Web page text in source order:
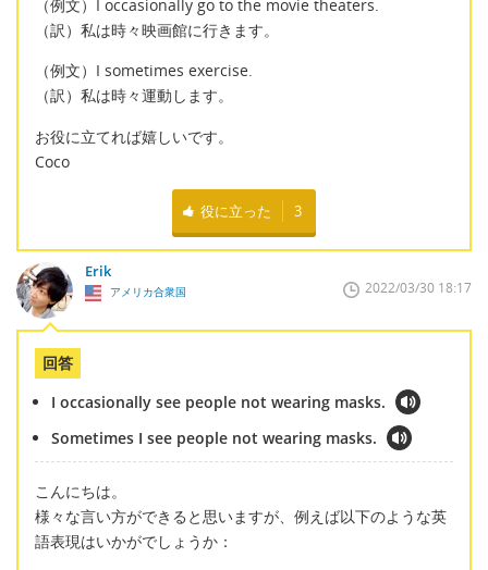
（例文）I occasionally go to the movie theaters.
（訳）私は時々映画館に行きます。
（例文）I sometimes exercise.
（訳）私は時々運動します。
お役に立てれば嬉しいです。
Coco
役に立った 3
Erik
アメリカ合衆国 2022/03/30 18:17
回答
I occasionally see people not wearing masks.
Sometimes I see people not wearing masks.
こんにちは。
様々な言い方ができると思いますが、例えば以下のような英
語表現はいかがでしょうか：